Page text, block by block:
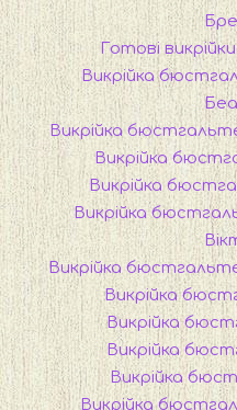
Готові
Викрійка
Викрійка
Викрійка
Викрійка
Викрійка
Викрійка
Викрійка
Викрійка
Викрійка
Викрійка
Викрійка